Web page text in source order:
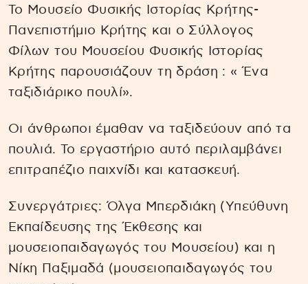
Το Μουσείο Φυσικής Ιστορίας Κρήτης-
Πανεπιστήμιο Κρήτης και ο Σύλλογος
Φίλων του Μουσείου Φυσικής Ιστορίας
Κρήτης παρουσιάζουν τη δράση : « Ένα
ταξιδιάρικο πουλί».
Οι άνθρωποι έμαθαν να ταξιδεύουν από τα
πουλιά. Το εργαστήριο αυτό περιλαμβάνει
επιτραπέζιο παιχνίδι και κατασκευή.
Συνεργάτριες: Όλγα Μπερδιάκη (Υπεύθυνη
Εκπαίδευσης της Έκθεσης και
μουσειοπαιδαγωγός του Μουσείου) και η
Νίκη Παξιμαδά (μουσειοπαιδαγωγός του